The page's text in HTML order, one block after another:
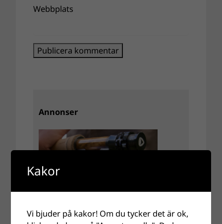
Webbplats
Annonser
Kakor
Vi bjuder på kakor! Om du tycker det är ok,